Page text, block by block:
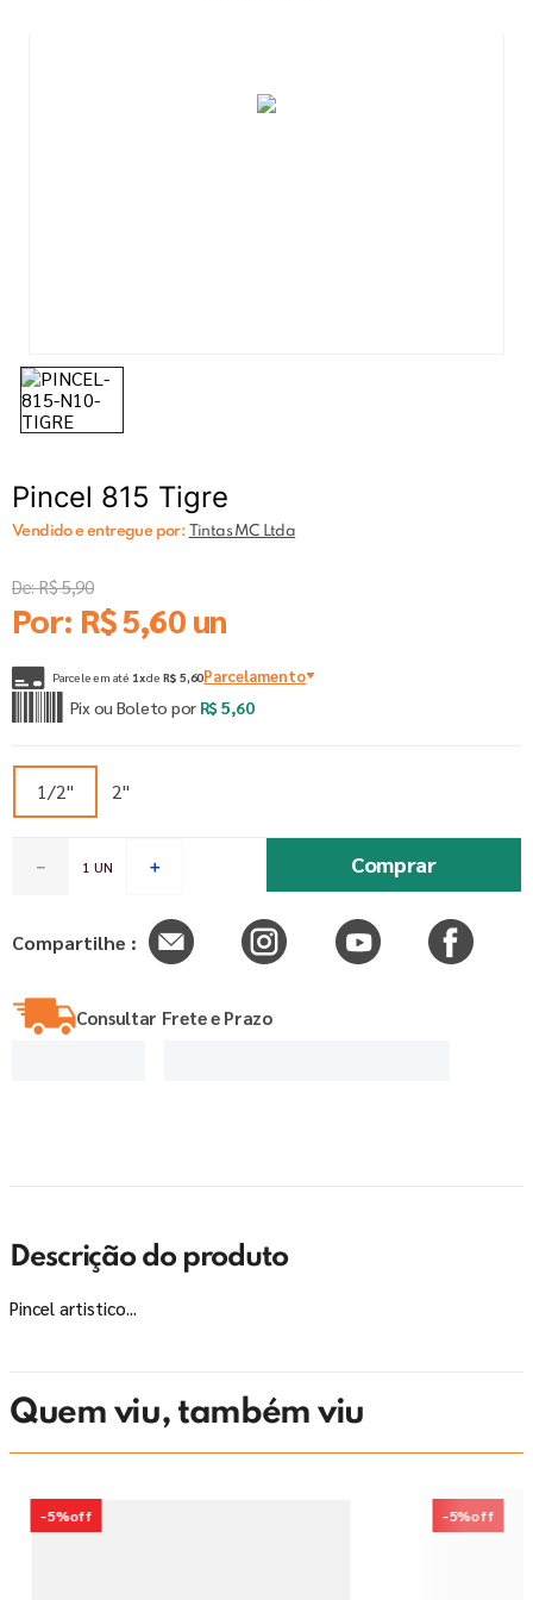
Pincel 815 Tigre
Vendido e entregue por: Tintas MC Ltda
De:R$5,90
Por: R$5,60un
Parcele em até 1xde R$ 5,60Parcelamento
Pix ou Boleto por R$5,60
1/2" 2"
＋
－ Comprar
Compartilhe :
Consultar Frete e Prazo
Descrição do produto
Pincel artistico...
Quem viu, também viu
-5%off -5%off